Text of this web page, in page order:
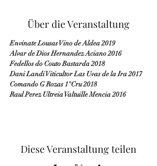
Über die Veranstaltung
Envinate Lousas Vino de Aldea 2019
Alvar de Dios Hernandez Aciano 2016
Fedellos do Couto Bastarda 2018
Dani Landi Viticultor Las Uvas de la Ira 2017
Comando G Rozas 1°Cru 2018
Raul Perez Ultreia Valtuille Mencia 2016
Diese Veranstaltung teilen